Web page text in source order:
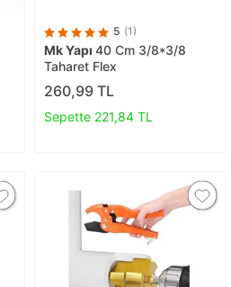
5 (1)
Mk Yapı 40 Cm 3/8*3/8
Taharet Flex
260,99 TL
Sepette 221,84 TL